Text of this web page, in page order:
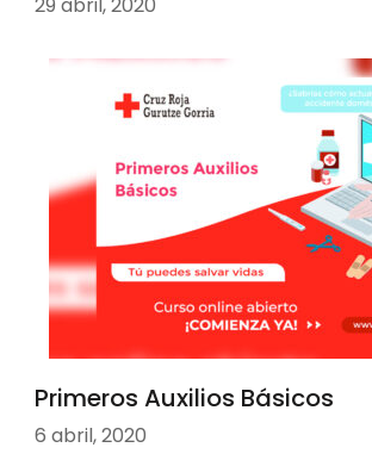
29 abril, 2020
Primeros Auxilios Básicos
6 abril, 2020